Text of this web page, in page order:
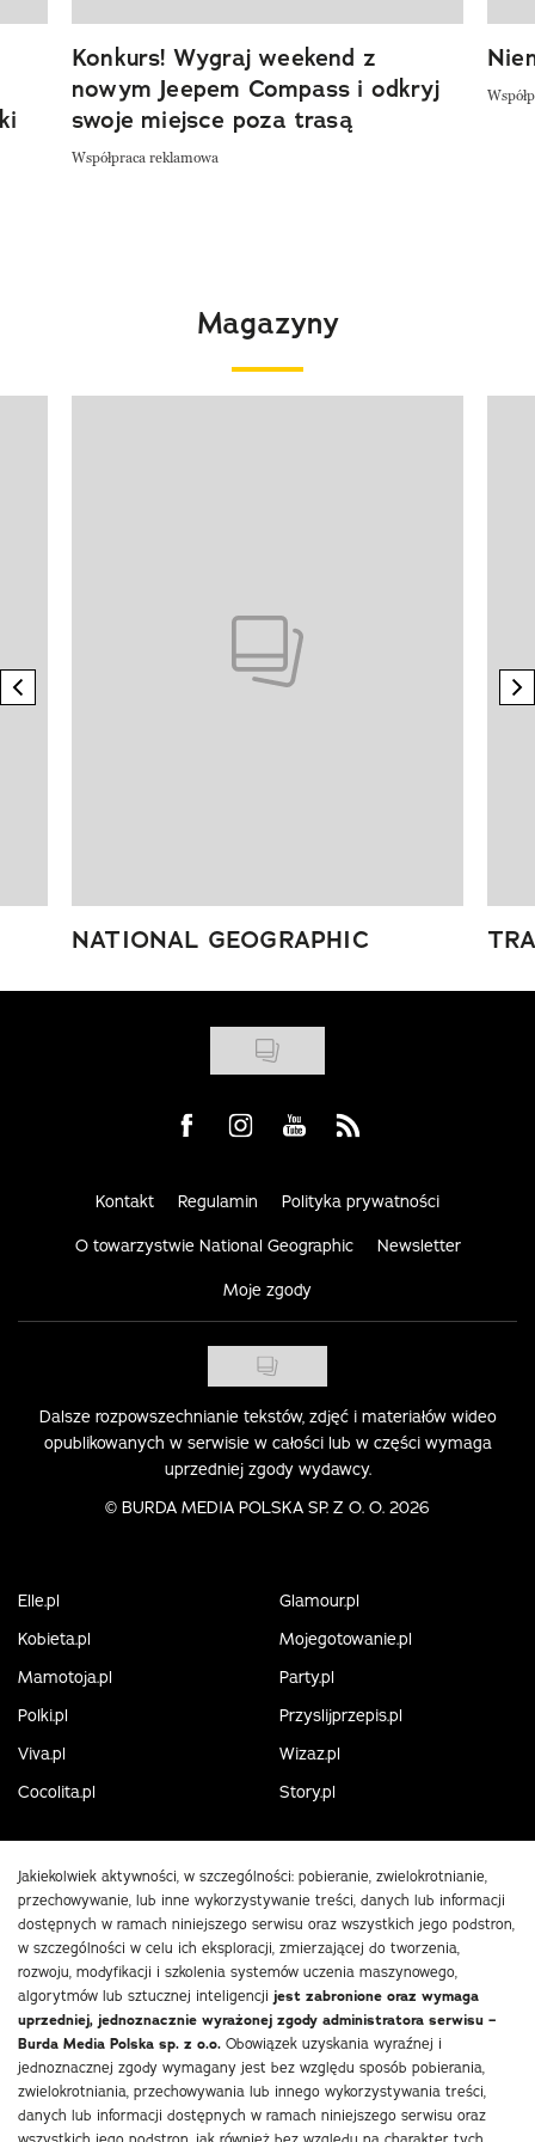
Konkurs! Wygraj weekend z
nowym Jeepem Compass i odkryj
swoje miejsce poza trasą
Współpraca reklamowa
Magazyny
previous element
NATIONAL GEOGRAPHIC
Visit us on Facebook
Visit us on Instagram
Visit us on Youtube
Visit us on Rss
Kontakt Regulamin Polityka prywatności
O towarzystwie National Geographic Newsletter
Moje zgody
Dalsze rozpowszechnianie tekstów, zdjęć i materiałów wideo
opublikowanych w serwisie w całości lub w części wymaga
uprzedniej zgody wydawcy.
© BURDA MEDIA POLSKA SP. Z O. O. 2026
Elle.pl
Glamour.pl
Kobieta.pl
Mojegotowanie.pl
Mamotoja.pl
Party.pl
Polki.pl
Przyslijprzepis.pl
Viva.pl
Wizaz.pl
Cocolita.pl
Story.pl
Jakiekolwiek aktywności, w szczególności: pobieranie, zwielokrotnianie,
przechowywanie, lub inne wykorzystywanie treści, danych lub informacji
dostępnych w ramach niniejszego serwisu oraz wszystkich jego podstron,
w szczególności w celu ich eksploracji, zmierzającej do tworzenia,
rozwoju, modyfikacji i szkolenia systemów uczenia maszynowego,
algorytmów lub sztucznej inteligencji jest zabronione oraz wymaga
uprzedniej, jednoznacznie wyrażonej zgody administratora serwisu –
Burda Media Polska sp. z o.o. Obowiązek uzyskania wyraźnej i
jednoznacznej zgody wymagany jest bez względu sposób pobierania,
zwielokrotniania, przechowywania lub innego wykorzystywania treści,
danych lub informacji dostępnych w ramach niniejszego serwisu oraz